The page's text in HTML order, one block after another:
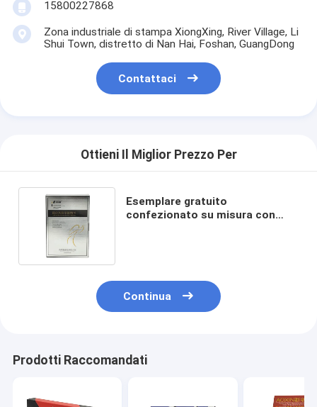
15800227868
Zona industriale di stampa XiongXing, River Village, Li
Shui Town, distretto di Nan Hai, Foshan, GuangDong
Contattaci
Ottieni Il Miglior Prezzo Per
Esemplare gratuito
confezionato su misura con
Continua
Prodotti Raccomandati